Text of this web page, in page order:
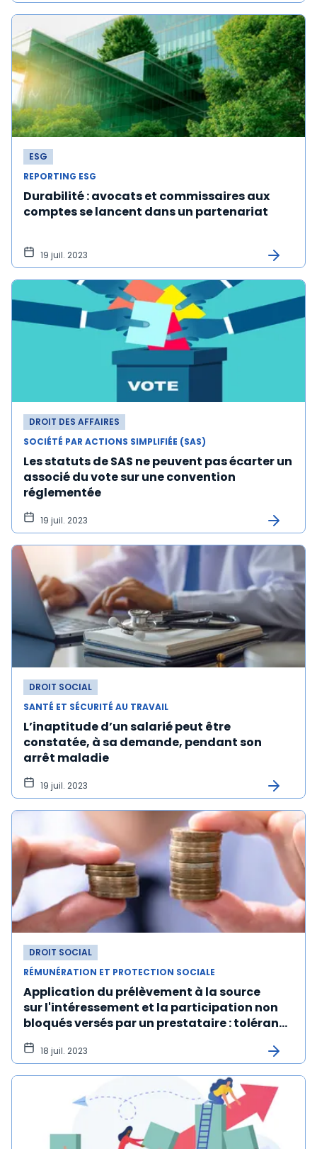
ESG
REPORTING ESG
Durabilité : avocats et commissaires aux
comptes se lancent dans un partenariat
19 juil. 2023
DROIT DES AFFAIRES
SOCIÉTÉ PAR ACTIONS SIMPLIFIÉE (SAS)
Les statuts de SAS ne peuvent pas écarter un
associé du vote sur une convention
réglementée
19 juil. 2023
DROIT SOCIAL
SANTÉ ET SÉCURITÉ AU TRAVAIL
L’inaptitude d’un salarié peut être
constatée, à sa demande, pendant son
arrêt maladie
19 juil. 2023
DROIT SOCIAL
RÉMUNÉRATION ET PROTECTION SOCIALE
Application du prélèvement à la source
sur l'intéressement et la participation non
bloqués versés par un prestataire : tolérance
prolongée en 2024
18 juil. 2023